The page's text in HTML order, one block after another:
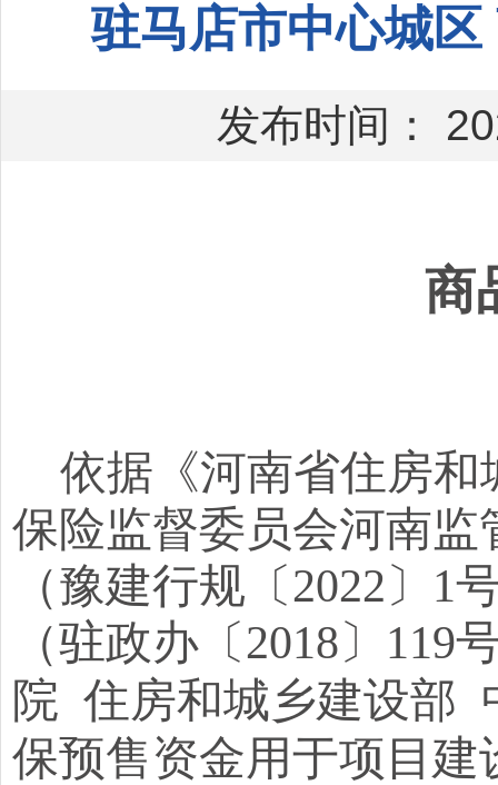
驻马店市中心城
发布时间：
商
依据 《河南省住房和
保险监督委员会河南
（豫建行规〔2022〕1
（驻政办〔2018〕119
院 住房和城乡建设部
保预售资金用于项目建